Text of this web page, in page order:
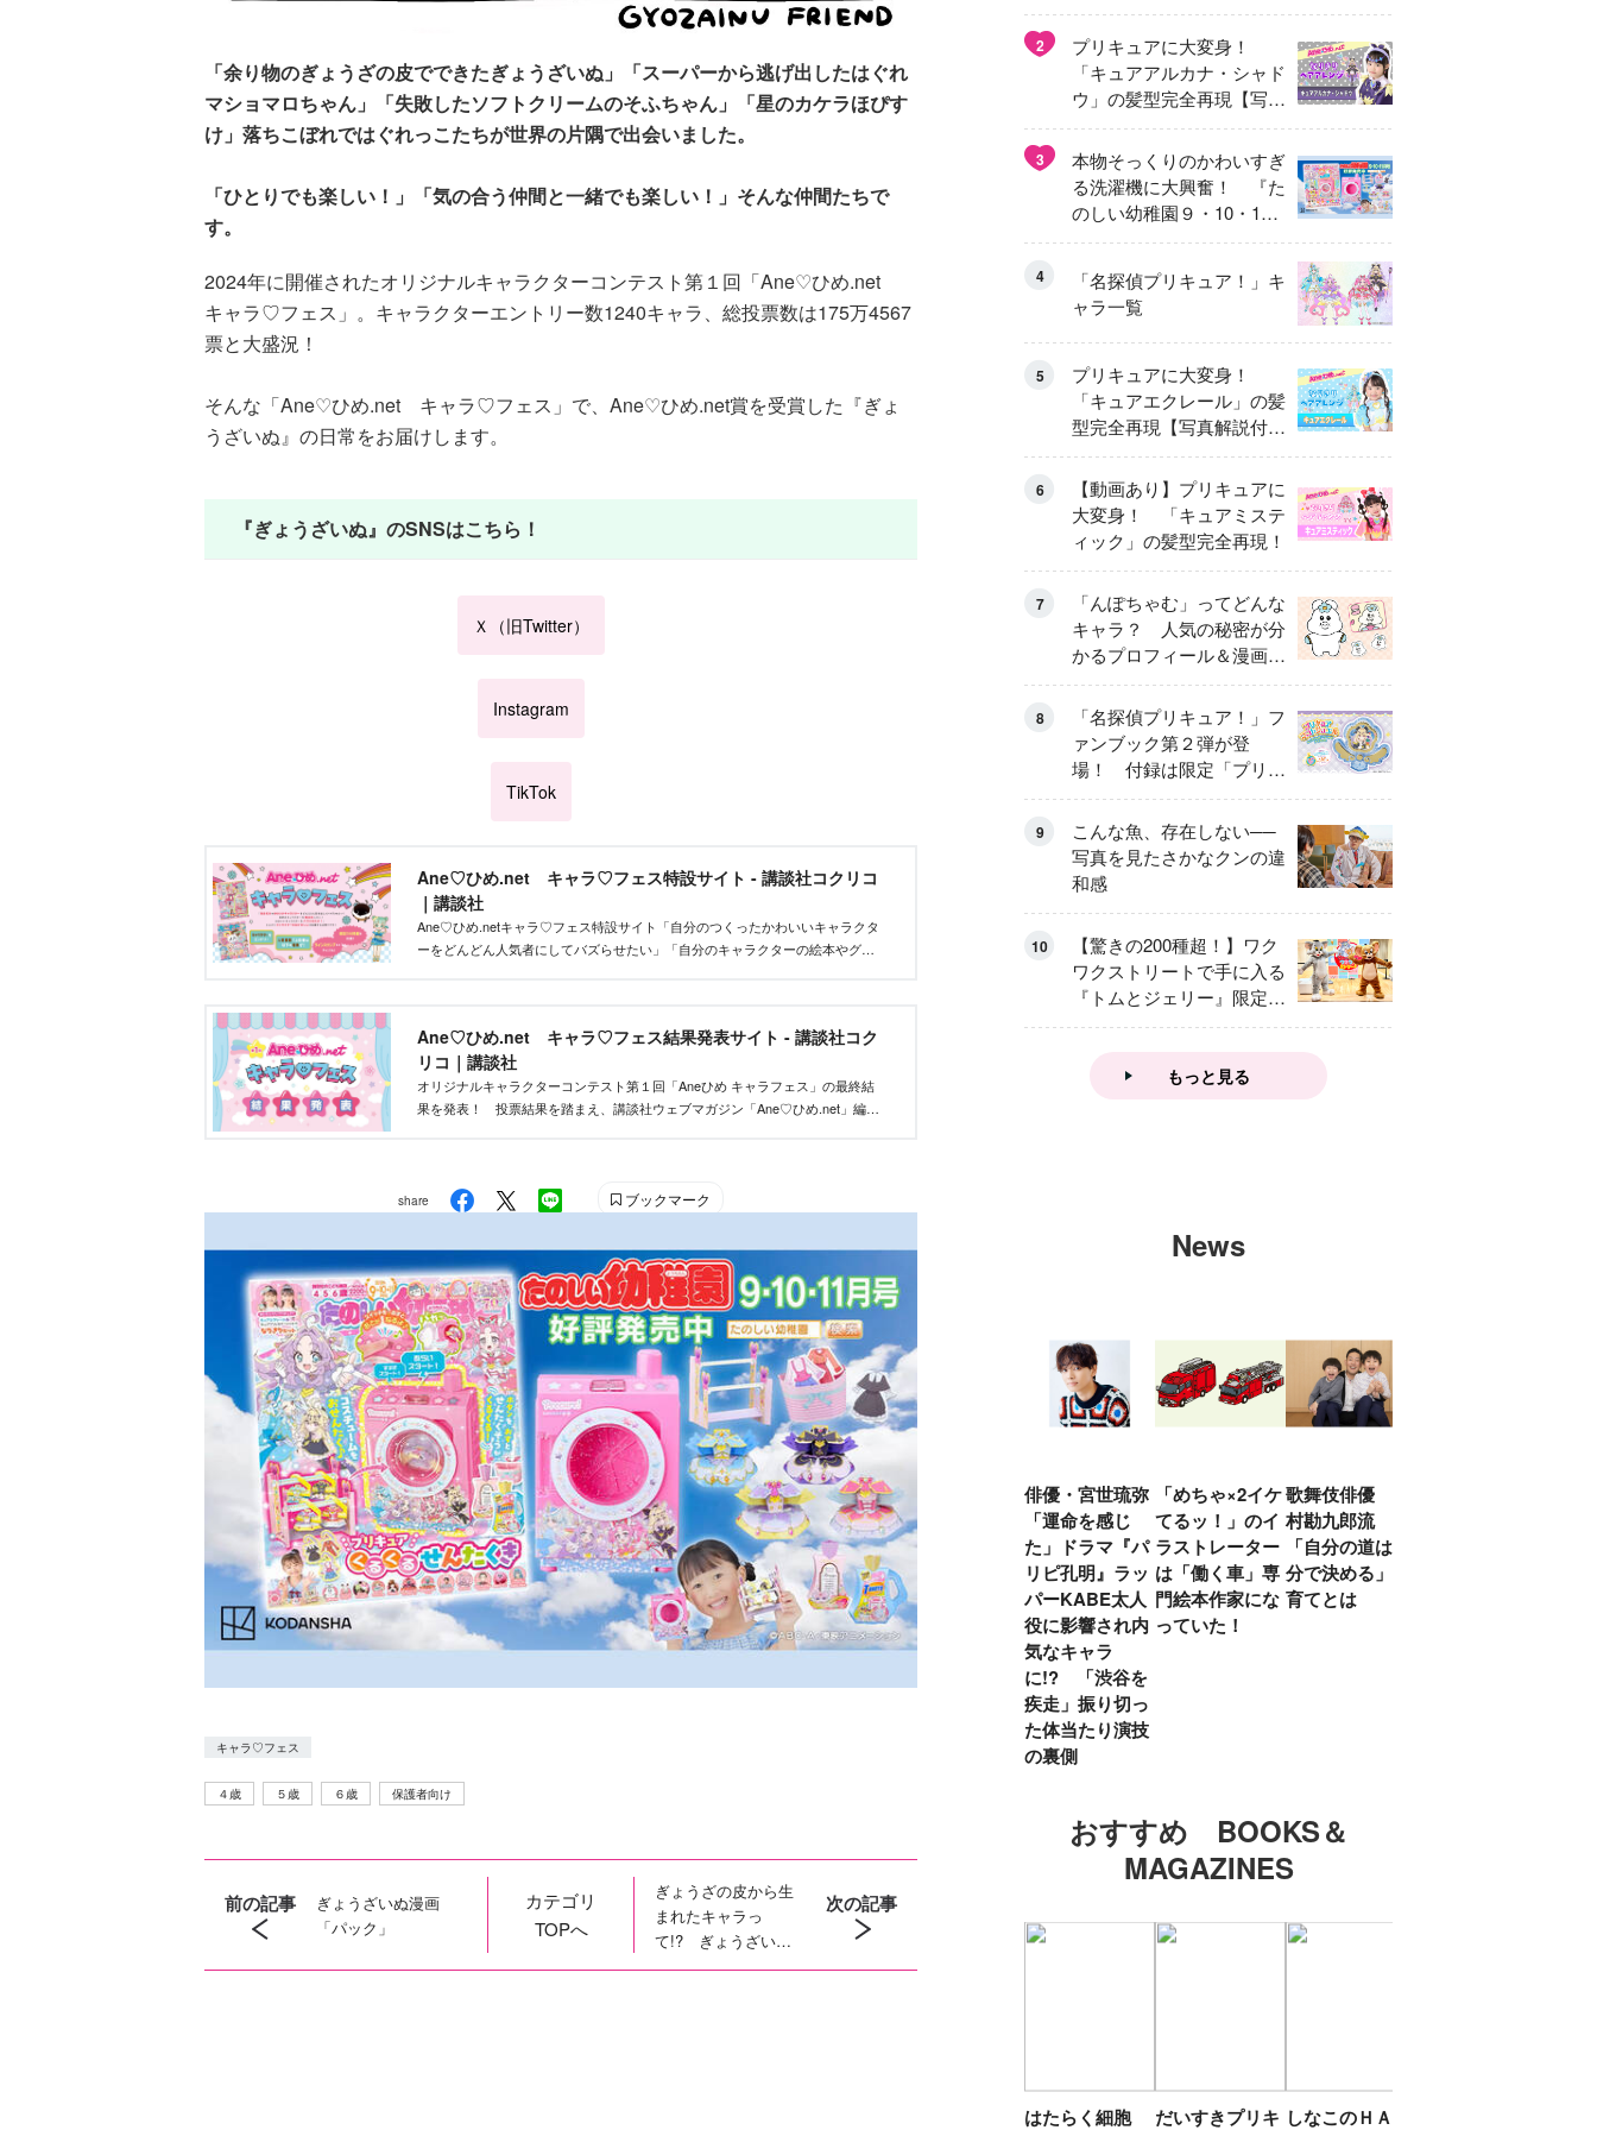
「余り物のぎょうざの皮でできたぎょうざいぬ」「スーパーから逃げ出したはぐれ
マショマロちゃん」「失敗したソフトクリームのそふちゃん」「星のカケラほぴす
け」落ちこぼれではぐれっこたちが世界の片隅で出会いました。
「ひとりでも楽しい！」「気の合う仲間と一緒でも楽しい！」そんな仲間たちで
す。
2024年に開催されたオリジナルキャラクターコンテスト第１回「Ane♡ひめ.net
キャラ♡フェス」。キャラクターエントリー数1240キャラ、総投票数は175万4567
票と大盛況！
そんな「Ane♡ひめ.net キャラ♡フェス」で、Ane♡ひめ.net賞を受賞した『ぎょ
うざいぬ』の日常をお届けします。
『ぎょうざいぬ』のSNSはこちら！
Ｘ（旧Twitter）
Instagram
TikTok
Ane♡ひめ.net キャラ♡フェス特設サイト - 講談社コクリコ
｜講談社
Ane♡ひめ.netキャラ♡フェス特設サイト「自分のつくったかわいいキャラクタ
ーをどんどん人気者にしてバズらせたい」「自分のキャラクターの絵本やグッ
Ane♡ひめ.net キャラ♡フェス結果発表サイト - 講談社コク
リコ｜講談社
オリジナルキャラクターコンテスト第１回「Aneひめ キャラフェス」の最終結
果を発表！ 投票結果を踏まえ、講談社ウェブマガジン「Ane♡ひめ.net」編集
share ブックマーク
キャラ♡フェス
４歳 ５歳 ６歳 保護者向け
前の記事
ぎょうざいぬ漫画
「パック」
カテゴリ
TOPへ
ぎょうざの皮から生
まれたキャラっ
て!? ぎょうざいぬ
の２コマ漫画「かん
次の記事
異変
2
プリキュアに大変身！
「キュアアルカナ・シャド
ウ」の髪型完全再現【写真
解説付き】
3
本物そっくりのかわいすぎ
る洗濯機に大興奮！ 『た
のしい幼稚園９・10・11
月号』だけのオリジナル付
せんたくき」
4
「名探偵プリキュア！」キ
ャラ一覧
5
プリキュアに大変身！
「キュアエクレール」の髪
型完全再現【写真解説付
き】
6
【動画あり】プリキュアに
大変身！ 「キュアミステ
ィック」の髪型完全再現！
7
「んぽちゃむ」ってどんな
キャラ？ 人気の秘密が分
かるプロフィール＆漫画ま
とめ
8
「名探偵プリキュア！」フ
ァンブック第２弾が登
場！ 付録は限定「プリキ
ュアマコトジュエル キュ
アアルカナ・シャドウ ア
イスver.」 キュアエクレ
ールを大特集！
9
こんな魚、存在しない──
写真を見たさかなクンの違
和感
10
【驚きの200種超！】ワク
ワクストリートで手に入る
『トムとジェリー』限定グ
ッズ特集
もっと見る
News
俳優・宮世琉弥
「運命を感じ
た」ドラマ『パ
リピ孔明』ラッ
パーKABE太人
役に影響され内
気なキャラ
に!? 「渋谷を
疾走」振り切っ
た体当たり演技
の裏側
「めちゃ×2イケ
てるッ！」のイ
ラストレーター
は「働く車」専
門絵本作家にな
っていた！
歌舞伎俳優 中
村勘九郎流
「自分の道は自
分で決める」子
育てとは
おすすめ BOOKS＆
MAGAZINES
はたらく細胞
だいすきプリキ しなこのＨＡＰ